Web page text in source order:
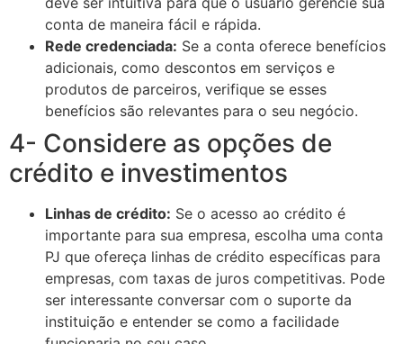
conta de maneira fácil e rápida.
Rede credenciada: Se a conta oferece benefícios
adicionais, como descontos em serviços e
produtos de parceiros, verifique se esses
benefícios são relevantes para o seu negócio.
4- Considere as opções de
crédito e investimentos
Linhas de crédito: Se o acesso ao crédito é
importante para sua empresa, escolha uma conta
PJ que ofereça linhas de crédito específicas para
empresas, com taxas de juros competitivas. Pode
ser interessante conversar com o suporte da
instituição e entender se como a facilidade